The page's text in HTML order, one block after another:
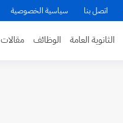
اتصل بنا سياسية الخصوصية
الثانوية العامة الوظائف مقالات